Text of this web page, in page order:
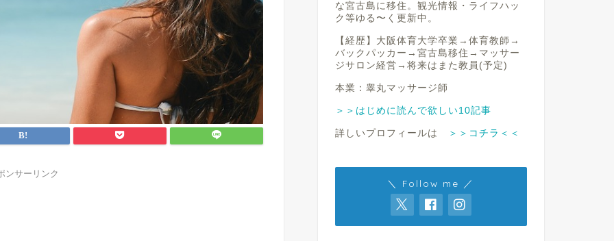
ンサーリンク
な宮古島に移住。観光情報・ライフハッ
ク等ゆる〜く更新中。
【経歴】大阪体育大学卒業→体育教師→
バックパッカー→宮古島移住→マッサー
ジサロン経営→将来はまた教員(予定)
本業：睾丸マッサージ師
＞＞はじめに読んで欲しい10記事
詳しいプロフィールは ＞＞コチラ＜＜
＼ Follow me ／